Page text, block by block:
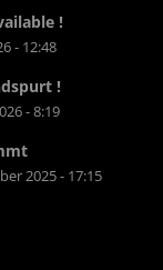
!
- 12:48
!
- 8:19
2025 - 17:15